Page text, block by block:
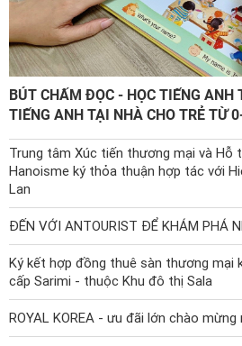
BÚT CHẤM ĐỌC - HỌC TIẾNG ANH
TIẾNG ANH TẠI NHÀ CHO TRẺ TỪ
Trung tâm Xúc tiến thương mại và Hỗ
Hanoisme ký thỏa thuận hợp tác với
Lan
ĐẾN VỚI ANTOURIST ĐỂ KHÁM PHÁ
Ký kết hợp đồng thuê sàn thương mại
cấp Sarimi - thuộc Khu đô thị Sala
ROYAL KOREA - ưu đãi lớn chào